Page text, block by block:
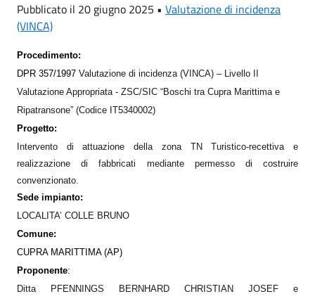
Pubblicato il 20 giugno 2025 • Valutazione di incidenza
(VINCA)
Procedimento:
DPR 357/1997 Valutazione di incidenza (VINCA) – Livello II
Valutazione Appropriata - ZSC/SIC “Boschi tra Cupra Marittima e
Ripatransone” (Codice IT5340002)
Progetto:
Intervento di attuazione della zona TN Turistico-recettiva e
realizzazione di fabbricati mediante permesso di costruire
convenzionato.
Sede impianto:
LOCALITA’ COLLE BRUNO
Comune:
CUPRA MARITTIMA (AP)
Proponente:
Ditta PFENNINGS BERNHARD CHRISTIAN JOSEF e